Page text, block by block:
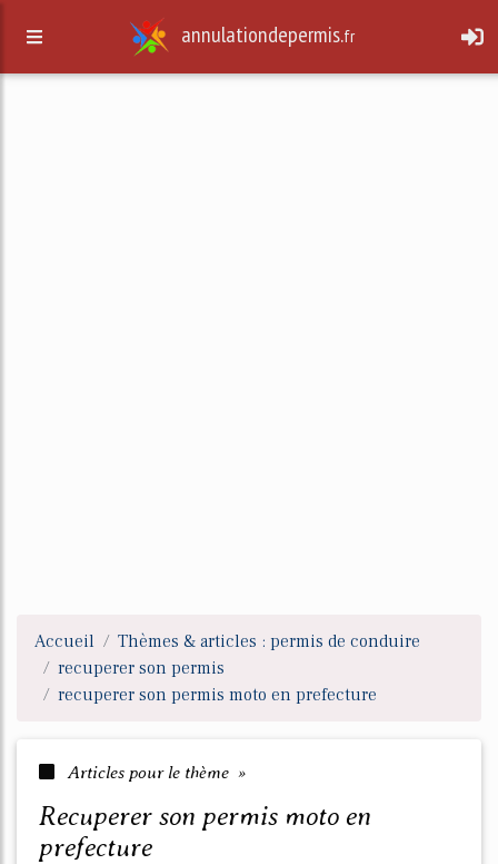
annulationdepermis.fr
Accueil
Thèmes & articles : permis de conduire
recuperer son permis
recuperer son permis moto en prefecture
Articles pour le thème »
recuperer son permis moto en
prefecture